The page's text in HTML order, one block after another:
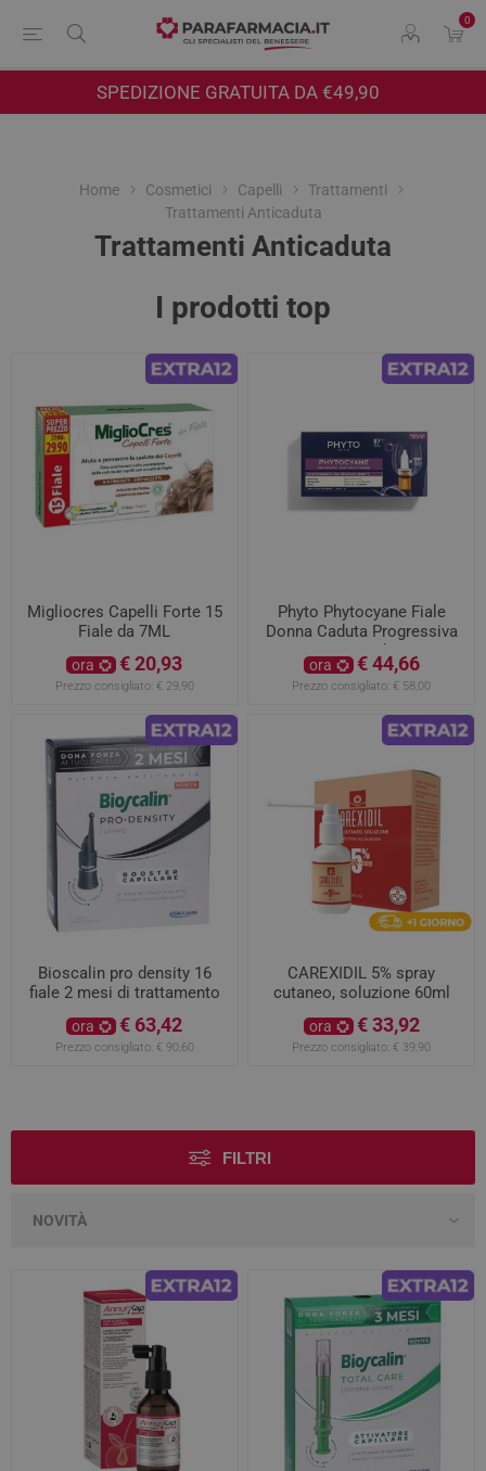
0
SPEDIZIONE GRATUITA DA €49,90
Home Cosmetici Capelli
Trattamenti
Trattamenti Anticaduta
Trattamenti Anticaduta
I prodotti top
Migliocres Capelli Forte 15
Fiale da 7ML
ora € 20,93
Prezzo consigliato: € 29,90
Phyto Phytocyane Fiale
Donna Caduta Progressiva
12x5ml
ora € 44,66
Prezzo consigliato: € 58,00
Bioscalin pro density 16
fiale 2 mesi di trattamento
ora € 63,42
Prezzo consigliato: € 90,60
CAREXIDIL 5% spray
cutaneo, soluzione 60ml
ora € 33,92
Prezzo consigliato: € 39,90
FILTRI